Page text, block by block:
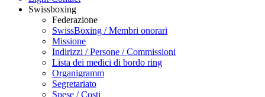
Swissboxing
Federazione
SwissBoxing / Membri onorari
Missione
Indirizzi / Persone / Commissioni
Lista dei medici di bordo ring
Organigramm
Segretariato
Spese / Costi